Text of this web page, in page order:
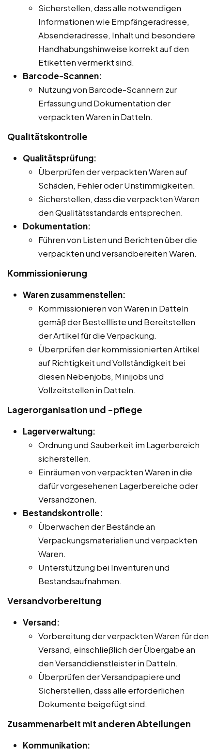
Sicherstellen, dass alle notwendigen
Informationen wie Empfängeradresse,
Absenderadresse, Inhalt und besondere
Handhabungshinweise korrekt auf den
Etiketten vermerkt sind.
Barcode-Scannen:
Nutzung von Barcode-Scannern zur
Erfassung und Dokumentation der
verpackten Waren in Datteln.
Qualitätskontrolle
Qualitätsprüfung:
Überprüfen der verpackten Waren auf
Schäden, Fehler oder Unstimmigkeiten.
Sicherstellen, dass die verpackten Waren
den Qualitätsstandards entsprechen.
Dokumentation:
Führen von Listen und Berichten über die
verpackten und versandbereiten Waren.
Kommissionierung
Waren zusammenstellen:
Kommissionieren von Waren in Datteln
gemäß der Bestellliste und Bereitstellen
der Artikel für die Verpackung.
Überprüfen der kommissionierten Artikel
auf Richtigkeit und Vollständigkeit bei
diesen Nebenjobs, Minijobs und
Vollzeitstellen in Datteln.
Lagerorganisation und -pflege
Lagerverwaltung:
Ordnung und Sauberkeit im Lagerbereich
sicherstellen.
Einräumen von verpackten Waren in die
dafür vorgesehenen Lagerbereiche oder
Versandzonen.
Bestandskontrolle:
Überwachen der Bestände an
Verpackungsmaterialien und verpackten
Waren.
Unterstützung bei Inventuren und
Bestandsaufnahmen.
Versandvorbereitung
Versand:
Vorbereitung der verpackten Waren für den
Versand, einschließlich der Übergabe an
den Versanddienstleister in Datteln.
Überprüfen der Versandpapiere und
Sicherstellen, dass alle erforderlichen
Dokumente beigefügt sind.
Zusammenarbeit mit anderen Abteilungen
Kommunikation: